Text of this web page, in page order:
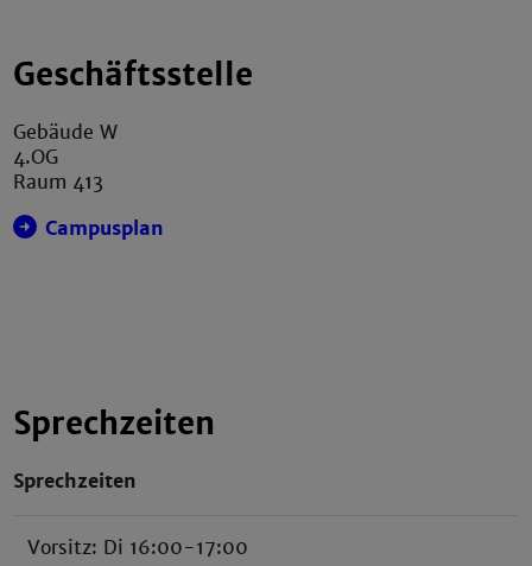
Geschäftsstelle
Gebäude W
4.OG
Raum 413
Campusplan
Sprechzeiten
Sprechzeiten
Vorsitz: Di 16:00-17:00